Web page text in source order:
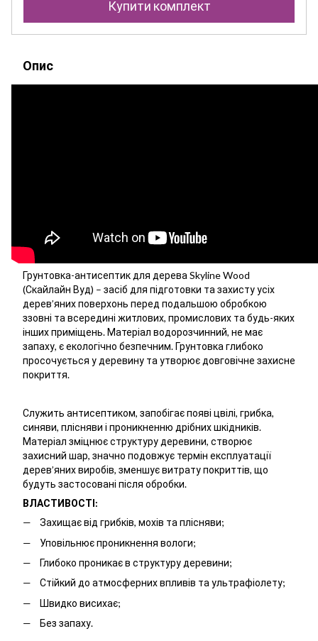
Купити комплект
Опис
Грунтовка-антисептик для дерева Skyline Wood
(Скайлайн Вуд) – засіб для підготовки та захисту усіх
дерев’яних поверхонь перед подальшою обробкою
ззовні та всередині житлових, промислових та будь-яких
інших приміщень. Матеріал водорозчинний, не має
запаху, є екологічно безпечним. Грунтовка глибоко
просочується у деревину та утворює довговічне захисне
покриття.
Служить антисептиком, запобігає появі цвілі, грибка,
синяви, плісняви і проникненню дрібних шкідників.
Матеріал зміцнює структуру деревини, створює
захисний шар, значно подовжує термін експлуатації
дерев’яних виробів, зменшує витрату покриттів, що
будуть застосовані після обробки.
ВЛАСТИВОСТІ:
Захищає від грибків, мохів та плісняви;
Уповільнює проникнення вологи;
Глибоко проникає в структуру деревини;
Стійкий до атмосферних впливів та ультрафіолету;
Швидко висихає;
Без запаху.